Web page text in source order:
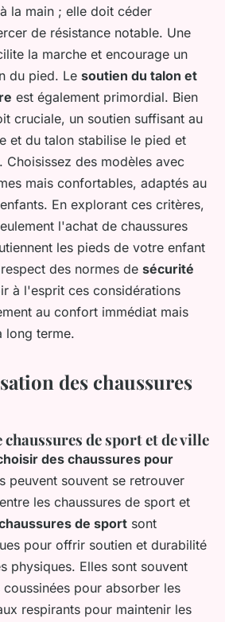
la main ; elle doit céder
de résistance notable. Une
la marche et encourage un
du pied. Le soutien du talon et
est également primordial. Bien
cruciale, un soutien suffisant au
et du talon stabilise le pied et
des modèles avec
mais confortables, adaptés au
En explorant ces critères,
l'achat de chaussures
les pieds de votre enfant
des normes de sécurité
à l'esprit ces considérations
au confort immédiat mais
long terme.
des chaussures
de sport et de ville
des chaussures pour
peuvent souvent se retrouver
les chaussures de sport et
de sport sont
pour offrir soutien et durabilité
physiques. Elles sont souvent
pour absorber les
respirants pour maintenir les